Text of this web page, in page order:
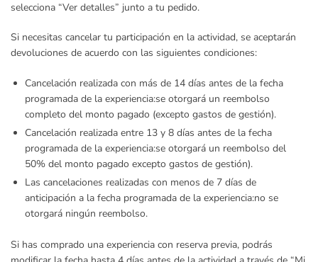
selecciona “Ver detalles” junto a tu pedido.
Si necesitas cancelar tu participación en la actividad, se aceptarán
devoluciones de acuerdo con las siguientes condiciones:
Cancelación realizada con más de 14 días antes de la fecha
programada de la experiencia:se otorgará un reembolso
completo del monto pagado (excepto gastos de gestión).
Cancelación realizada entre 13 y 8 días antes de la fecha
programada de la experiencia:se otorgará un reembolso del
50% del monto pagado excepto gastos de gestión).
Las cancelaciones realizadas con menos de 7 días de
anticipación a la fecha programada de la experiencia:no se
otorgará ningún reembolso.
Si has comprado una experiencia con reserva previa, podrás